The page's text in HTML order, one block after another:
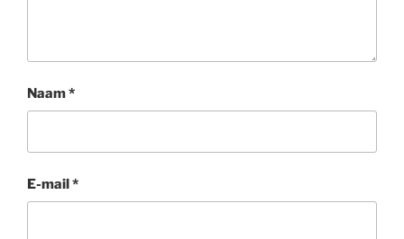
Naam*
E-mail*